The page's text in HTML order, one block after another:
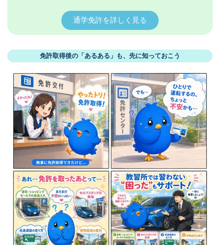
通学免許を詳しく見る
免許取得後の「あるある」も、先に知っておこう